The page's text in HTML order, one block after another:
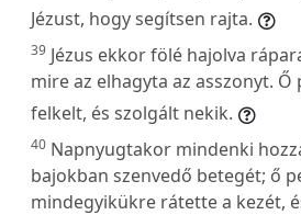
Jézust, hogy segítsen rajta.
39 Jézus ekkor fölé hajolva
mire az elhagyta az asszonyt. Ő
felkelt, és szolgált nekik.
40 Napnyugtakor mindenki
bajokban szenvedő betegét; ő
mindegyikükre rátette a kezét,